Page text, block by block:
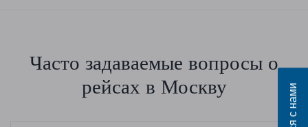
Часто задаваемые вопросы о
рейсах в Москву